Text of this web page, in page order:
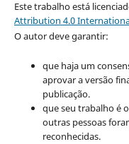
Este trabalho está
Attribution 4.0
O autor deve garantir:
que haja um
aprovar a versão
publicação.
que seu trabalho é
outras pessoas
reconhecidas.